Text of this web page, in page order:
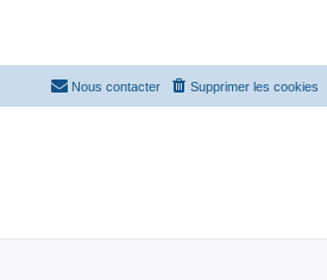
Supprimer les cookies
Nous contacter